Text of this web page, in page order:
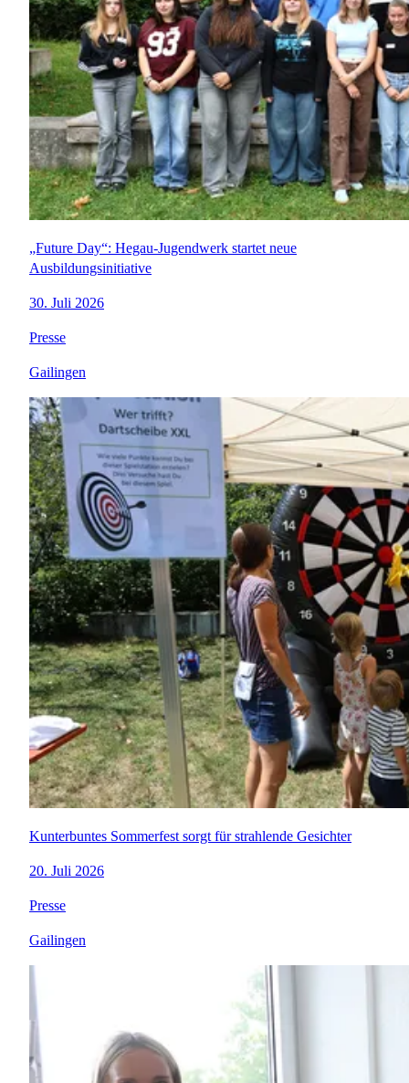
„Future Day“: Hegau-Jugendwerk startet neue
Ausbildungsinitiative
30. Juli 2026
Presse
Gailingen
Kunterbuntes Sommerfest sorgt für strahlende Gesichter
20. Juli 2026
Presse
Gailingen